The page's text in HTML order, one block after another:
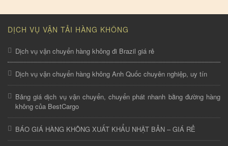
DỊCH VỤ VẬN TẢI HÀNG KHÔNG
Dịch vụ vận chuyển hàng không đi Brazil giá rẻ
Dịch vụ vận chuyển hàng không Anh Quốc chuyên nghiệp, uy tín
Bảng giá dịch vụ vận chuyển, chuyển phát nhanh bằng đường hàng
không của BestCargo
BÁO GIÁ HÀNG KHÔNG XUẤT KHẨU NHẬT BẢN – GIÁ RẺ